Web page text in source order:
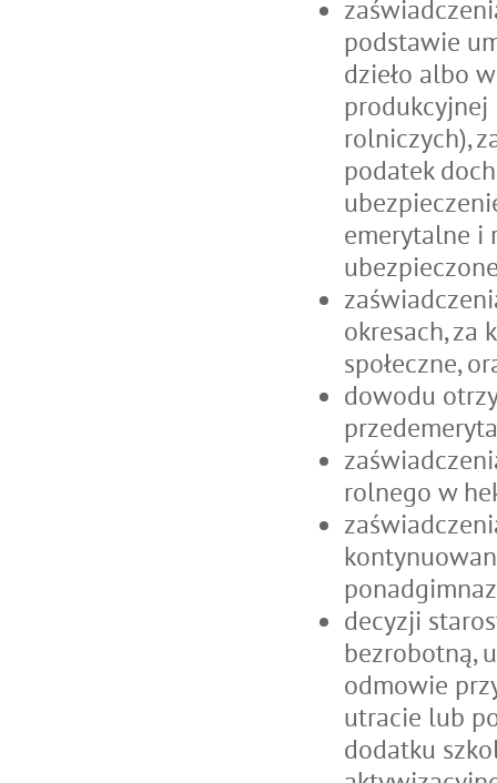
podstawie
dzieło albo
produkcyjnej
rolniczych),
podatek
emerytalne i
okresach, za
społeczne,
dowodu
rolnego w
decyzji
bezrobotną,
odmowie
utracie lub
dodatku